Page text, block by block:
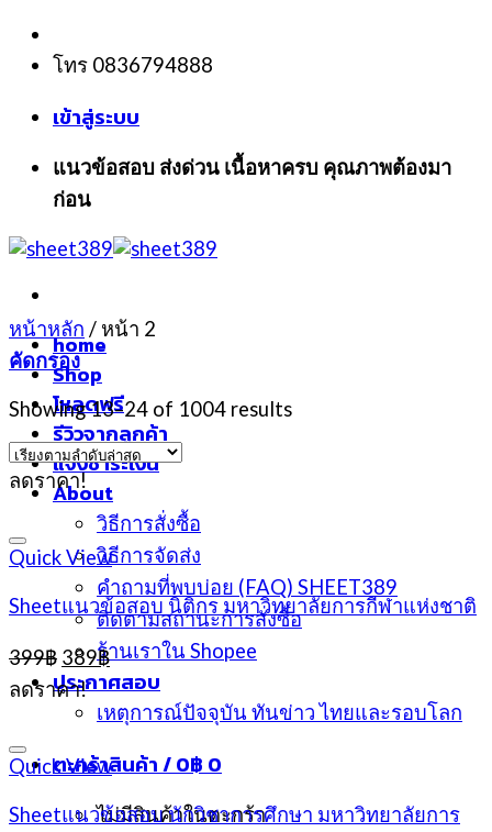
Skip
content
โทร 0836794888
เข้าสู่ระบบ
แนวข้อสอบ ส่งด่วน เนื้อหาครบ คุณภาพต้องมา
ก่อน
home
Shop
โหลดฟรี
รีวิวจากลูกค้า
แจ้งชำระเงิน
About
วิธีการสั่งซื้อ
วิธีการจัดส่ง
คำถามที่พบบ่อย (FAQ) SHEET389
ติดตามสถานะการสั่งซื้อ
ร้านเราใน Shopee
ประกาศสอบ
เหตุการณ์ปัจจุบัน ทันข่าว ไทยและรอบโลก
ตะกร้าสินค้า /0฿ 0
ไม่มีสินค้าในตะกร้า
หน้าหลัก / หน้า 2
คัดกรอง
Showing 13–24 of 1004 results
ลดราคา!
Quick View
Sheetแนวข้อสอบ นิติกร มหาวิทยาลัยการกีฬาแห่งชาติ
399฿ Original
price
was:
399฿.
389฿Current
price
389฿.
ลดราคา!
Quick View
Sheetแนวข้อสอบ นักวิชาการศึกษา มหาวิทยาลัยการ